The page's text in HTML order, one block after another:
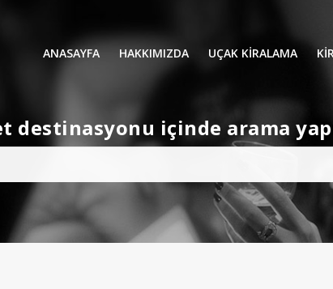
ANASAYFA HAKKIMIZDA UÇAK KİRALAMA
İŞ GEZİLERİ
AVİONE JET CARD
destinasyonu içinde arama